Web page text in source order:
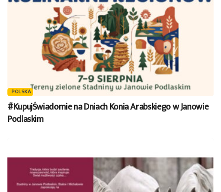
POLSKA
#KupujŚwiadomie na Dniach Konia Arabskiego w Janowie
Podlaskim